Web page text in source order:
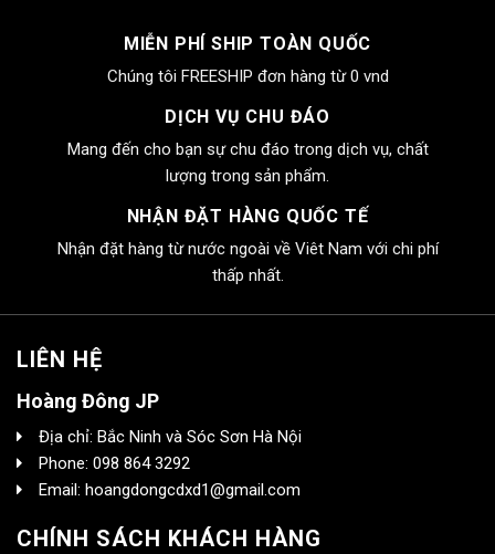
MIỄN PHÍ SHIP TOÀN QUỐC
Chúng tôi FREESHIP đơn hàng từ 0 vnd
DỊCH VỤ CHU ĐÁO
Mang đến cho bạn sự chu đáo trong dịch vụ, chất
lượng trong sản phẩm.
NHẬN ĐẶT HÀNG QUỐC TẾ
Nhận đặt hàng từ nước ngoài về Viêt Nam với chi phí
thấp nhất.
LIÊN HỆ
Hoàng Đông JP
Địa chỉ: Bắc Ninh và Sóc Sơn Hà Nội
Phone: 098 864 3292
Email: hoangdongcdxd1@gmail.com
CHÍNH SÁCH KHÁCH HÀNG